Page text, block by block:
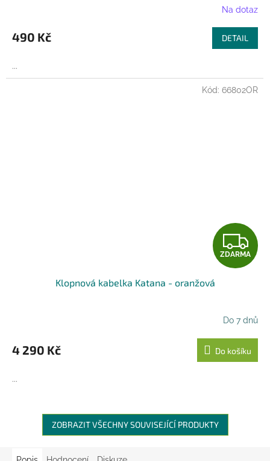
Na dotaz
490 Kč DETAIL
...
Z
D
R
M
A
ZDARMA
Klopnová kabelka Katana - oranžová
Do 7 dnů
4 290 Kč Do košíku
...
Kód: 66802OR
ZOBRAZIT VŠECHNY SOUVISEJÍCÍ PRODUKTY